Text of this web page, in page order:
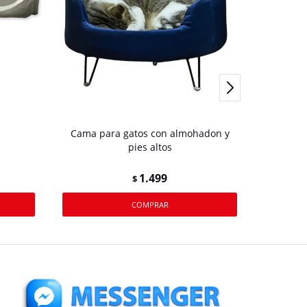
Cama para gatos con almohadon y
pies altos
$ 1.499